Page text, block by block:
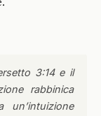
3:14 e il
rabbinica
un’intuizione